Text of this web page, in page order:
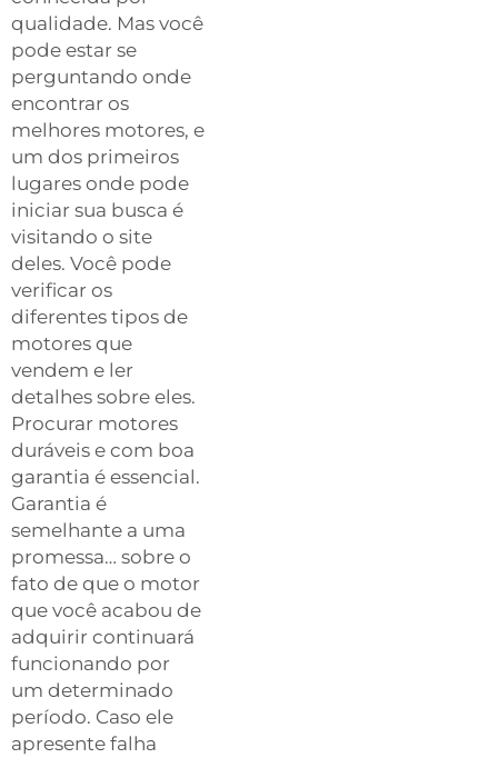
qualidade. Mas você
pode estar se
perguntando onde
encontrar os
melhores motores, e
um dos primeiros
lugares onde pode
iniciar sua busca é
visitando o site
deles. Você pode
verificar os
diferentes tipos de
motores que
vendem e ler
detalhes sobre eles.
Procurar motores
duráveis e com boa
garantia é essencial.
Garantia é
semelhante a uma
promessa… sobre o
fato de que o motor
que você acabou de
adquirir continuará
funcionando por
um determinado
período. Caso ele
apresente falha